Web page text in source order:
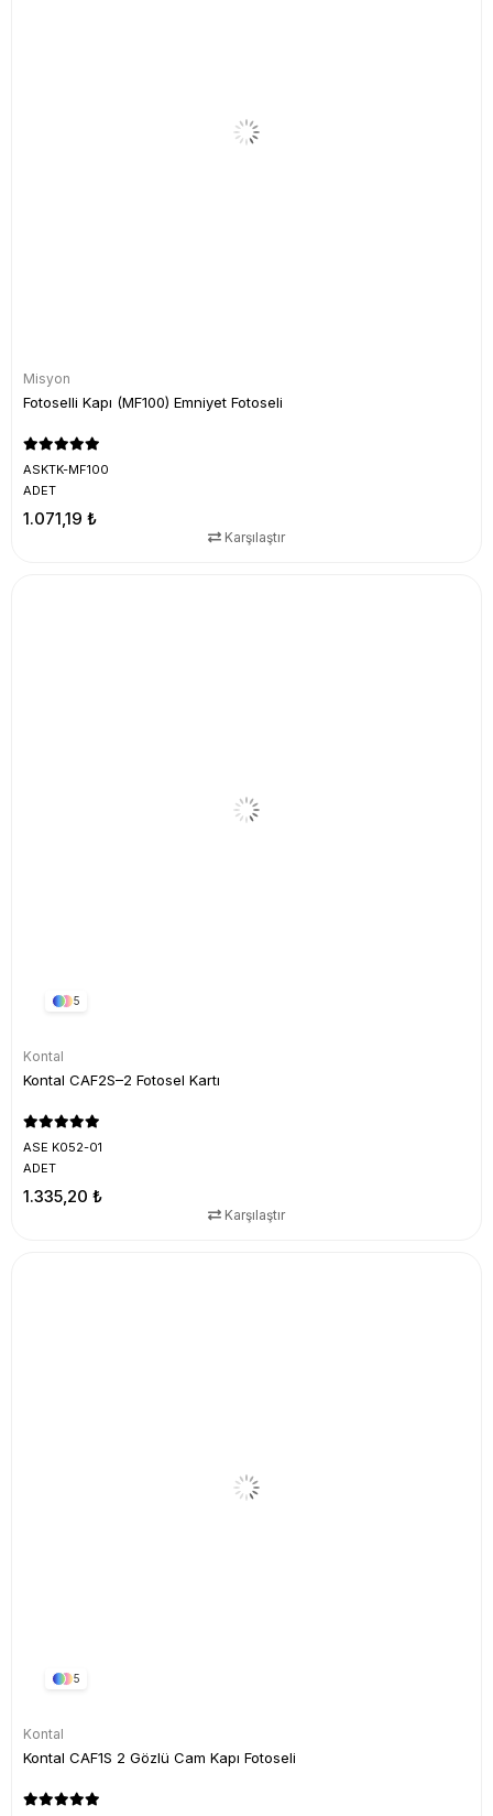
Misyon
Fotoselli Kapı (MF100) Emniyet Fotoseli
ASKTK-MF100
ADET
1.071,19 ₺
Karşılaştır
5
Kontal
Kontal CAF2S–2 Fotosel Kartı
ASE K052-01
ADET
1.335,20 ₺
Karşılaştır
5
Kontal
Kontal CAF1S 2 Gözlü Cam Kapı Fotoseli